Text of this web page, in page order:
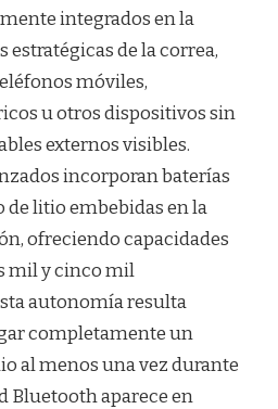
integrados en la
estratégicas de la correa,
móviles,
u otros dispositivos sin
externos visibles.
incorporan baterías
de litio embebidas en la
ofreciendo capacidades
mil y cinco mil
autonomía resulta
completamente un
al menos una vez durante
Bluetooth aparece en